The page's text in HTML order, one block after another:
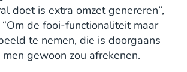
doet is extra omzet genereren”,
de fooi-functionaliteit maar
te nemen, die is doorgaans
gewoon zou afrekenen.